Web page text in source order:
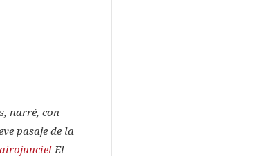
narré, con
pasaje de la
El